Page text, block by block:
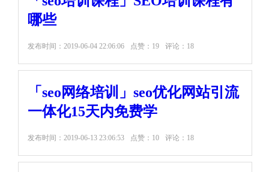
哪些
发布时间： 2019-06-04 22:06:06 点赞：19 评论：18
「seo网络培训」seo优化网站引流
一体化15天内免费学
发布时间： 2019-06-13 23:06:53 点赞：10 评论：18